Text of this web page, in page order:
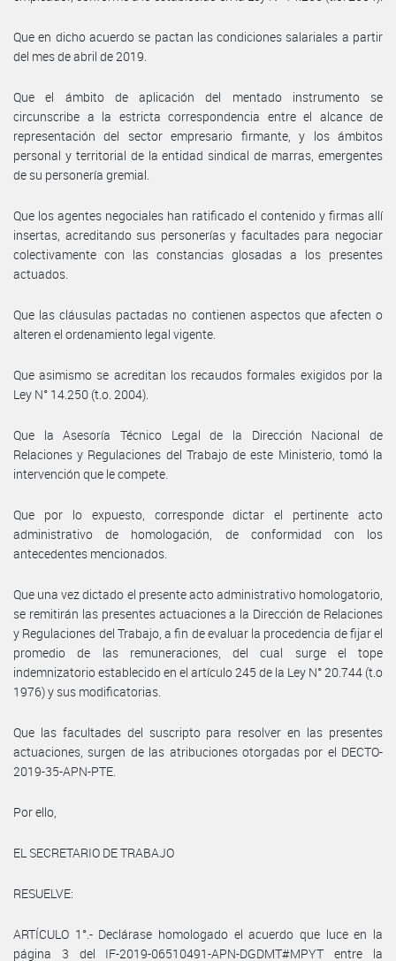
Que en dicho acuerdo se pactan las condiciones salariales a partir
del mes de abril de 2019.
Que el ámbito de aplicación del mentado instrumento se
circunscribe a la estricta correspondencia entre el alcance de
representación del sector empresario firmante, y los ámbitos
personal y territorial de la entidad sindical de marras, emergentes
de su personería gremial.
Que los agentes negociales han ratificado el contenido y firmas allí
insertas, acreditando sus personerías y facultades para negociar
colectivamente con las constancias glosadas a los presentes
actuados.
Que las cláusulas pactadas no contienen aspectos que afecten o
alteren el ordenamiento legal vigente.
Que asimismo se acreditan los recaudos formales exigidos por la
Ley N° 14.250 (t.o. 2004).
Que la Asesoría Técnico Legal de la Dirección Nacional de
Relaciones y Regulaciones del Trabajo de este Ministerio, tomó la
intervención que le compete.
Que por lo expuesto, corresponde dictar el pertinente acto
administrativo de homologación, de conformidad con los
antecedentes mencionados.
Que una vez dictado el presente acto administrativo homologatorio,
se remitirán las presentes actuaciones a la Dirección de Relaciones
y Regulaciones del Trabajo, a fin de evaluar la procedencia de fijar el
promedio de las remuneraciones, del cual surge el tope
indemnizatorio establecido en el artículo 245 de la Ley N° 20.744 (t.o
1976) y sus modificatorias.
Que las facultades del suscripto para resolver en las presentes
actuaciones, surgen de las atribuciones otorgadas por el DECTO-
2019-35-APN-PTE.
Por ello,
EL SECRETARIO DE TRABAJO
RESUELVE:
ARTÍCULO 1°.- Declárase homologado el acuerdo que luce en la
página 3 del IF-2019-06510491-APN-DGDMT#MPYT entre la